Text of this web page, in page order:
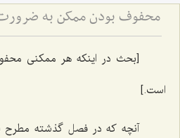
[بحث در اینکه هر ممکنی
است.]
آنچه که در فصل گذشته مطرح